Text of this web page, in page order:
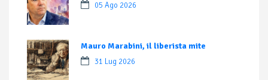
05 Ago 2026
Mauro Marabini, il liberista mite
31 Lug 2026